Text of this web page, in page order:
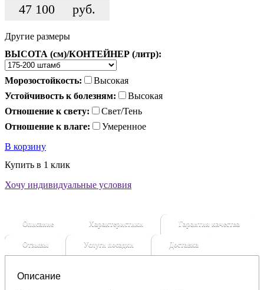
47 100 руб.
Другие размеры
ВЫСОТА (см)/КОНТЕЙНЕР (литр):
Морозостойкость:
Высокая
Устойчивость к болезням:
Высокая
Отношение к свету:
Свет/Тень
Отношение к влаге:
Умеренное
В корзину
Купить в 1 клик
Хочу индивидуальные условия
Описание Характеристики Гарантия качества
Отзывы Услуги посадки Доставка
Описание